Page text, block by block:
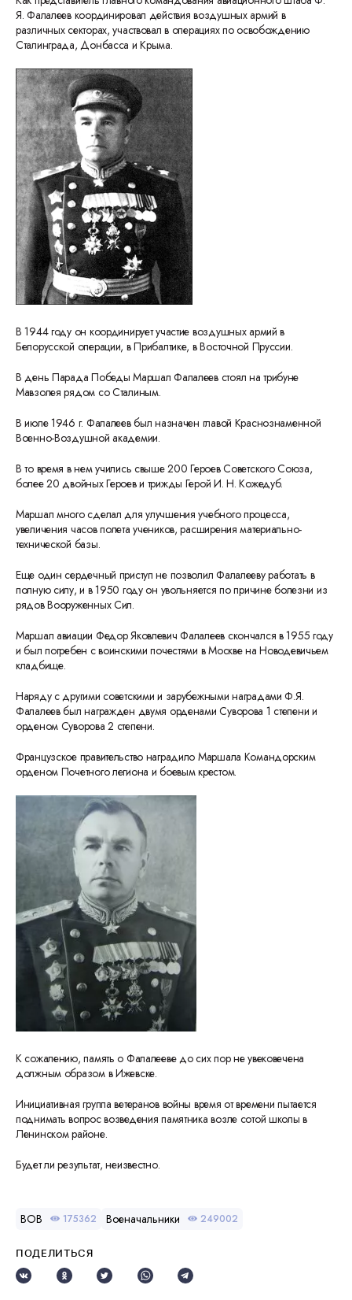
Я. Фалалеев координировал действия воздушных армий в
различных секторах, участвовал в операциях по освобождению
Сталинграда, Донбасса и Крыма.
В 1944 году он координирует участие воздушных армий в
Белорусской операции, в Прибалтике, в Восточной Пруссии.
В день Парада Победы Маршал Фалалеев стоял на трибуне
Мавзолея рядом со Сталиным.
В июле 1946 г. Фалалеев был назначен главой Краснознаменной
Военно-Воздушной академии.
В то время в нем учились свыше 200 Героев Советского Союза,
более 20 двойных Героев и трижды Герой И. Н. Кожедуб.
Маршал много сделал для улучшения учебного процесса,
увеличения часов полета учеников, расширения материально-
технической базы.
Еще один сердечный приступ не позволил Фалалееву работать в
полную силу, и в 1950 году он увольняется по причине болезни из
рядов Вооруженных Сил.
Маршал авиации Федор Яковлевич Фалалеев скончался в 1955 году
и был погребен с воинскими почестями в Москве на Новодевичьем
кладбище.
Наряду с другими советскими и зарубежными наградами Ф.Я.
Фалалеев был награжден двумя орденами Суворова 1 степени и
орденом Суворова 2 степени.
Французское правительство наградило Маршала Командорским
орденом Почетного легиона и боевым крестом.
К сожалению, память о Фалалееве до сих пор не увековечена
должным образом в Ижевске.
Инициативная группа ветеранов войны время от времени пытается
поднимать вопрос возведения памятника возле сотой школы в
Ленинском районе.
Будет ли результат, неизвестно.
ВОВ 175362 Военачальники 249002
ПОДЕЛИТЬСЯ